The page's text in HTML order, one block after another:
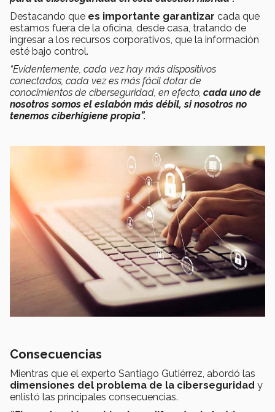
Destacando que es importante garantizar cada que
estamos fuera de la oficina, desde casa, tratando de
ingresar a los recursos corporativos, que la información
esté bajo control.
“Evidentemente, cada vez hay más dispositivos
conectados, cada vez es más fácil dotar de
conocimientos de ciberseguridad, en efecto, cada uno de
nosotros somos el eslabón más débil, si nosotros no
tenemos ciberhigiene propia”.
Consecuencias
Mientras que el experto Santiago Gutiérrez, abordó las
dimensiones del problema de la ciberseguridad y
enlistó las principales consecuencias.